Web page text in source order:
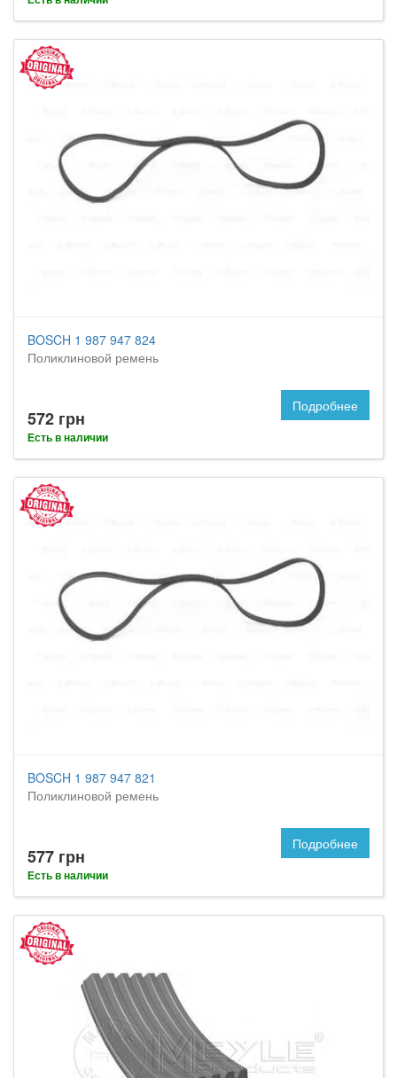
BOSCH 1 987 947 824
Поликлиновой ремень
572 грн
Есть в наличии
Подробнее
BOSCH 1 987 947 821
Поликлиновой ремень
577 грн
Есть в наличии
Подробнее